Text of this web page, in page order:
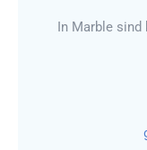
In Marble